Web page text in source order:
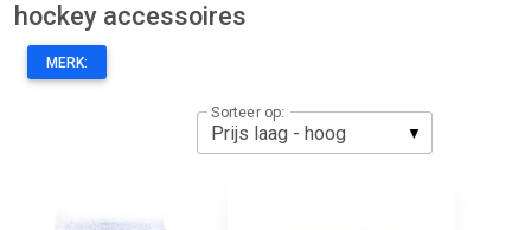
hockey accessoires
MERK:
Sorteer op: